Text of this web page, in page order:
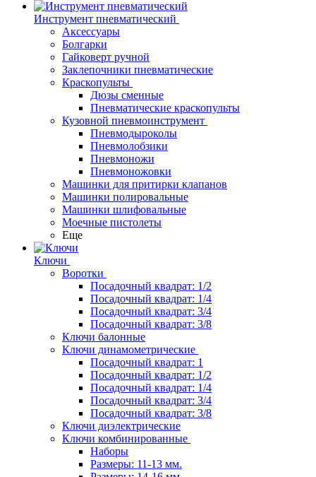
Инструмент пневматический
Аксессуары
Болгарки
Гайковерт ручной
Заклепочники пневматические
Краскопульты
Дюзы сменные
Пневматические краскопульты
Кузовной пневмоинструмент
Пневмодыроколы
Пневмолобзики
Пневмоножи
Пневмоножовки
Машинки для притирки клапанов
Машинки полировальные
Машинки шлифовальные
Моечные пистолеты
Еще
Ключи
Воротки
Посадочный квадрат: 1/2
Посадочный квадрат: 1/4
Посадочный квадрат: 3/4
Посадочный квадрат: 3/8
Ключи балонные
Ключи динамометрические
Посадочный квадрат: 1
Посадочный квадрат: 1/2
Посадочный квадрат: 1/4
Посадочный квадрат: 3/4
Посадочный квадрат: 3/8
Ключи диэлектрические
Ключи комбинированные
Наборы
Размеры: 11-13 мм.